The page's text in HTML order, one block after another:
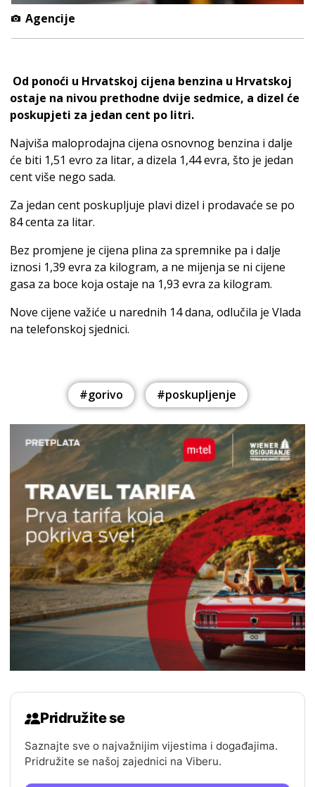
Agencije
Od ponoći u Hrvatskoj cijena benzina u Hrvatskoj
ostaje na nivou prethodne dvije sedmice, a dizel će
poskupjeti za jedan cent po litri.
Najviša maloprodajna cijena osnovnog benzina i dalje
će biti 1,51 evro za litar, a dizela 1,44 evra, što je jedan
cent više nego sada.
Za jedan cent poskupljuje plavi dizel i prodavaće se po
84 centa za litar.
Bez promjene je cijena plina za spremnike pa i dalje
iznosi 1,39 evra za kilogram, a ne mijenja se ni cijene
gasa za boce koja ostaje na 1,93 evra za kilogram.
Nove cijene važiće u narednih 14 dana, odlučila je Vlada
na telefonskoj sjednici.
#gorivo #poskupljenje
Pridružite se
Saznajte sve o najvažnijim vijestima i događajima.
Pridružite se našoj zajednici na Viberu.